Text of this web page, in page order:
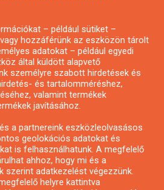
vagy hírlevél
– például sütiket –
hozzáférünk az eszközön tárolt
adatokat – például egyedi
által küldött alapvető
személyre szabott hirdetések és
és tartalomméréshez,
valamint termékek
javításához.
a partnereink eszközleolvasásos
geolokációs adatokat és
is felhasználhatunk. A megfelelő
ahhoz, hogy mi és a
szerint adatkezelést végezzünk.
helyre kattintva